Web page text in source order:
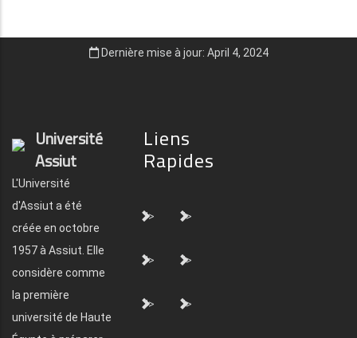
Dernière mise à jour: April 4, 2024
Université
Assiut
L'Université
d'Assiut a été
créée en octobre
1957 à Assiut. Elle
considère comme
la première
université de Haute
Liens
Rapides
"> ">
"> ">
"> ">